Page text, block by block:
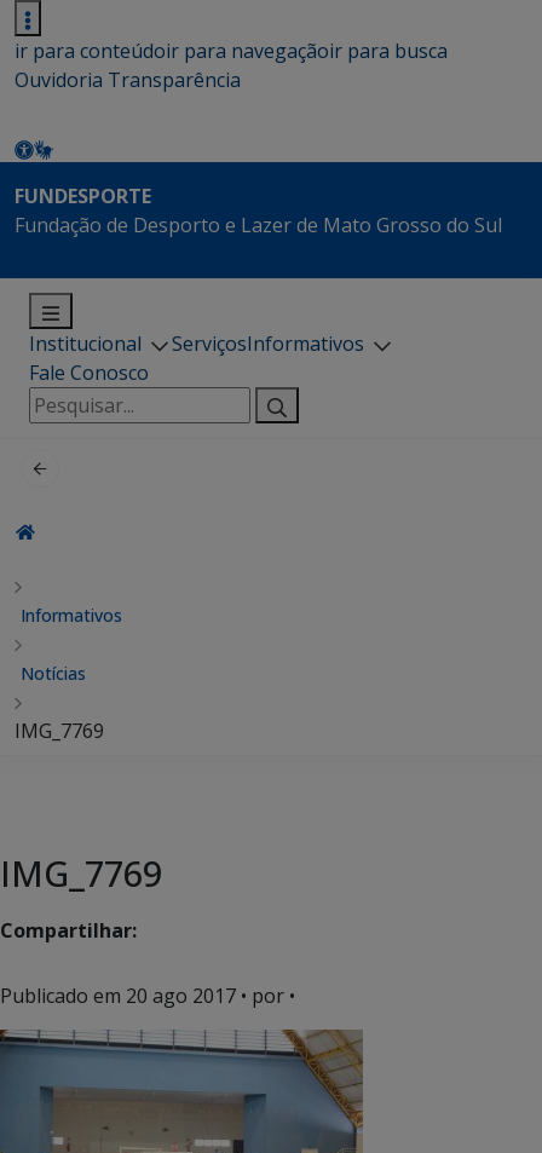
ir para conteúdoir para navegaçãoir para busca
Ouvidoria Transparência
FUNDESPORTE
Fundação de Desporto e Lazer de Mato Grosso do Sul
Institucional ServiçosInformativos
Fale Conosco
Pesquisar
por:
Informativos
Notícias
IMG_7769
IMG_7769
Compartilhar:
Publicado em 20 ago 2017 • por •